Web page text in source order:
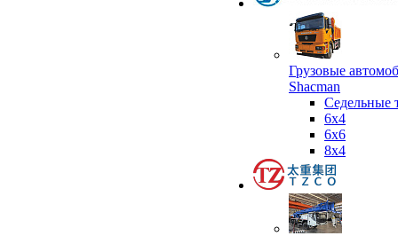
Грузовые
Shacman
Седельные
6х4
6x6
8x4